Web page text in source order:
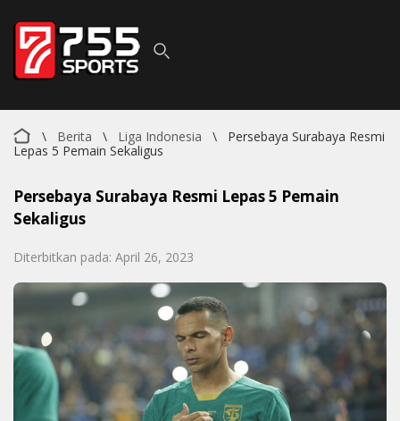
\ Berita \ Liga Indonesia \
Persebaya Surabaya Resmi
Lepas 5 Pemain Sekaligus
Persebaya Surabaya Resmi Lepas 5 Pemain
Sekaligus
Diterbitkan pada: April 26, 2023